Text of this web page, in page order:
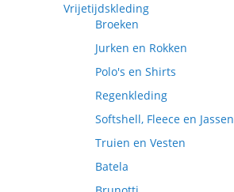
Vrijetijdskleding
Broeken
Jurken en Rokken
Polo's en Shirts
Regenkleding
Softshell, Fleece en Jassen
Truien en Vesten
Batela